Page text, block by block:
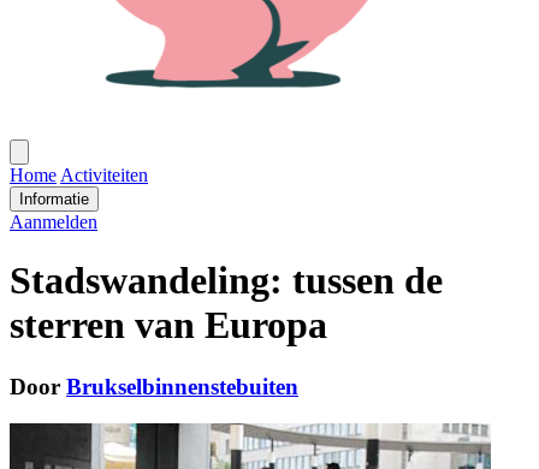
menu
Home Activiteiten
Informatie
Aanmelden
Stadswandeling: tussen de
sterren van Europa
Door Brukselbinnenstebuiten